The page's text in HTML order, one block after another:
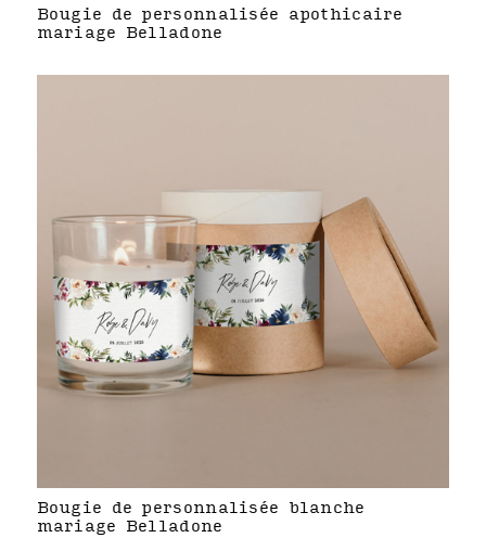
Bougie de personnalisée apothicaire
mariage Belladone
Bougie de personnalisée blanche
mariage Belladone